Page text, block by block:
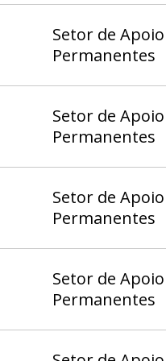
Setor de
Permanentes
Setor de
Permanentes
Setor de
Permanentes
Setor de
Permanentes